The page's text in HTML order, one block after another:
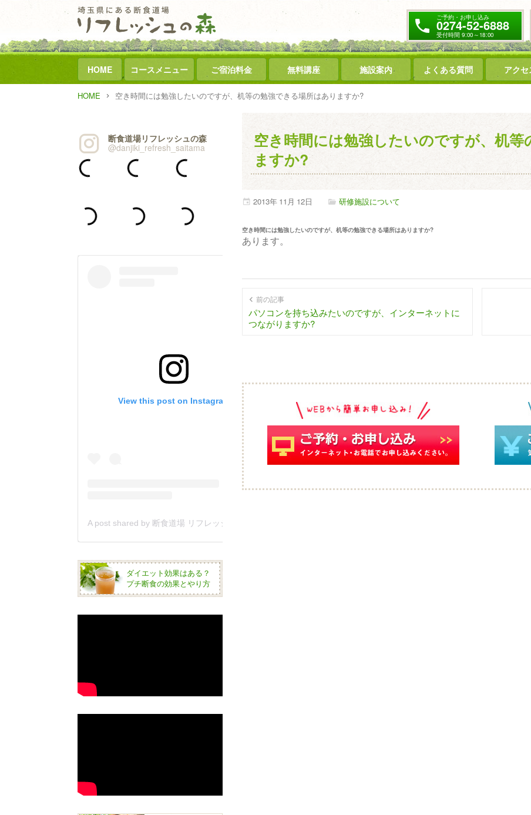
ご予約・お申し込み
0274-52-6888
受付時間 9:00～18:00
HOME コースメニュー ご宿泊料金 無料講座 施設案内 よくある質問 アクセ
HOME 空き時間には勉強したいのですが、机等の勉強できる場所はありますか?
空き時間には勉強したいのですが、机等
ますか?
2013年 11月 12日 研修施設について
空き時間には勉強したいのですが、机等の勉強できる場所はありますか?
あります。
前の記事
パソコンを持ち込みたいのですが、インターネットに
つながりますか?
断食道場リフレッシュの森
@danjiki_refresh_saitama
View this post on Instagram
ダイエット効果はある？
プチ断食の効果とやり方